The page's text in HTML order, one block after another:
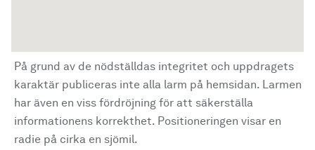
På grund av de nödställdas integritet och uppdragets
karaktär publiceras inte alla larm på hemsidan. Larmen
har även en viss fördröjning för att säkerställa
informationens korrekthet. Positioneringen visar en
radie på cirka en sjömil.